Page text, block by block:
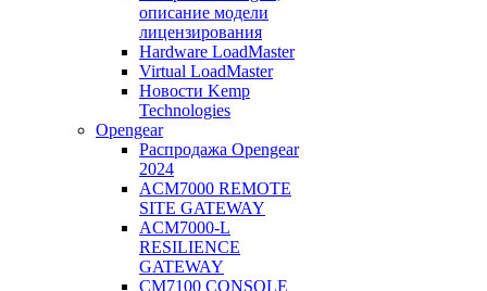
описание модели
лицензирования
Hardware LoadMaster
Virtual LoadMaster
Новости Kemp
Technologies
Opengear
Распродажа Opengear
2024
ACM7000 REMOTE
SITE GATEWAY
ACM7000-L
RESILIENCE
GATEWAY
CM7100 CONSOLE